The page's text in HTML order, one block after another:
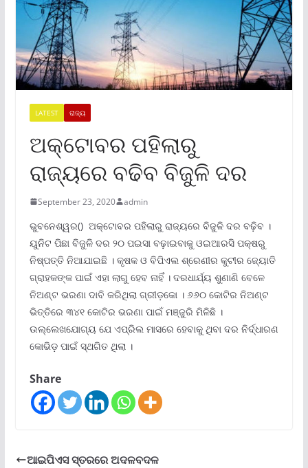
LATEST ରାଜ୍ୟ
ଅକ୍ଟୋବର ପହିଲାରୁ
ରାଜ୍ୟରେ ବଢିବ ବିଜୁଳି ଦର
September 23, 2020 admin
ଭୁବନେଶ୍ୱର() ଅକ୍ଟୋବର ପହିଲାରୁ ରାଜ୍ୟରେ ବିଜୁଳି ଦର ବଢ଼ିବ ।
ୟୁନିଟ ପିଛା ବିଜୁଳି ଦର ୨୦ ପଇସା ବଢ଼ାଇବାକୁ ଓଇଆରସି ପକ୍ଷରୁ
ନିଷ୍ପତ୍ତି ନିଆଯାଇଛି । କୃଷକ ଓ ବିପିଏଲ ଶ୍ରେଣୀର କୁଟୀର ଜ୍ୟୋତି
ଗ୍ରାହକଙ୍କ ପାଇଁ ଏହା ଲାଗୁ ହେବ ନାହିଁ । ଦରଧାର୍ଯ୍ୟ ଶୁଣାଣି ବେଳେ
ନିଅଣ୍ଟ ଭରଣା ଦାବି କରିଥିଲା ଗ୍ରୀଡ଼କୋ । ୬୬୦ କୋଟିର ନିଅଣ୍ଟ
ଭିତ୍ତିରେ ୩୪୧ କୋଟିର ଭରଣା ପାଇଁ ମଞ୍ଜୁରି ମିଳିଛି ।
ଉଲ୍ଲେଖଯୋଗ୍ୟ ଯେ ଏପ୍ରିଲ ମାସରେ ହେବାକୁ ଥିବା ଦର ନିର୍ଦ୍ଧାରଣ
କୋଭିଡ଼ ପାଇଁ ସ୍ଥଗିତ ଥିଲା ।
Share
ଆଇପିଏସ ସ୍ତରରେ ଅଦଳବଦଳ